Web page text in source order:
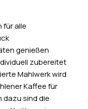
alle
genießen
zubereitet
Mahlwerk wird
Kaffee für
dazu sind die